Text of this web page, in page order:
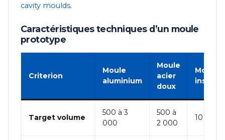
cavity moulds.
Caractéristiques techniques d’un moule
prototype
Criterion
Moule
aluminium
Moule
acier
doux
Moule à
insert
Target volume
500 à 3
000
500 à
2 000
10 à 500